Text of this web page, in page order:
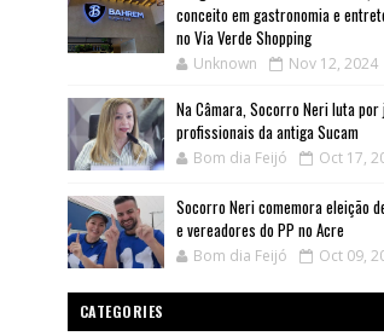
conceito em gastronomia e
no Via Verde Shopping
Unknown Nov 12, 2024
Na Câmara, Socorro Neri luta
profissionais da antiga Sucam
Bom dia Feijó Oct 17,
Socorro Neri comemora eleição
e vereadores do PP no Acre
Bom dia Feijó Oct 09,
CATEGORIES